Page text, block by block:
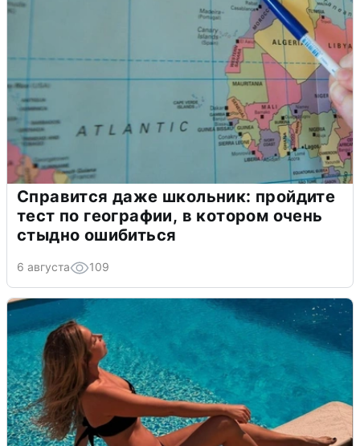
Справится даже школьник: пройдите
тест по географии, в котором очень
стыдно ошибиться
6 августа 109